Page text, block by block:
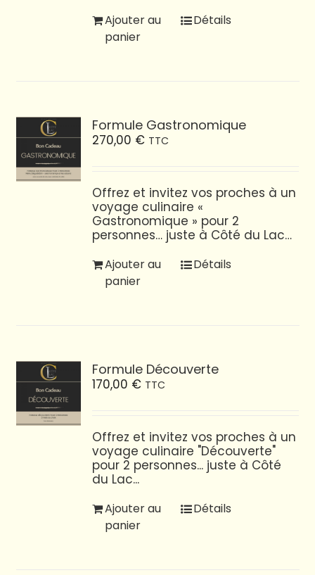
Ajouter au
panier
Détails
Formule Gastronomique
270,00 € TTC
Offrez et invitez vos proches à un
voyage culinaire «
Gastronomique » pour 2
personnes… juste à Côté du Lac…
Ajouter au
panier
Détails
Formule Découverte
170,00 € TTC
Offrez et invitez vos proches à un
voyage culinaire "Découverte"
pour 2 personnes... juste à Côté
du Lac...
Ajouter au
panier
Détails